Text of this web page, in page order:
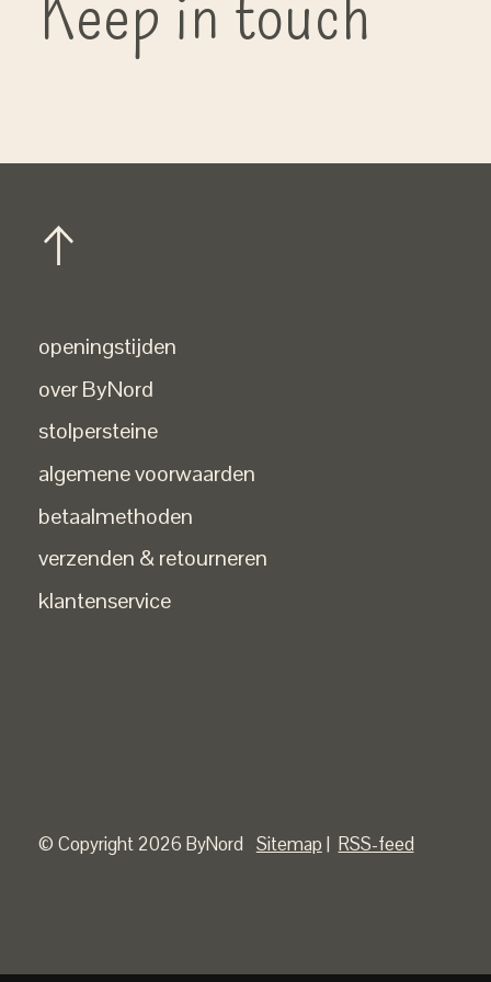
openingstijden
over ByNord
stolpersteine
algemene voorwaarden
betaalmethoden
verzenden & retourneren
klantenservice
© Copyright 2026 ByNord Sitemap | RSS-feed